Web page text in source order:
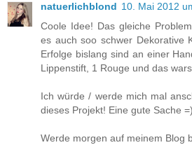
natuerlichblond 10. Mai 2012
Coole Idee! Das gleiche
es auch soo schwer Dekorative
Erfolge bislang sind an einer
Lippenstift, 1 Rouge und das
Ich würde / werde mich mal
dieses Projekt! Eine gute Sache =)
Werde morgen auf meinem Blog